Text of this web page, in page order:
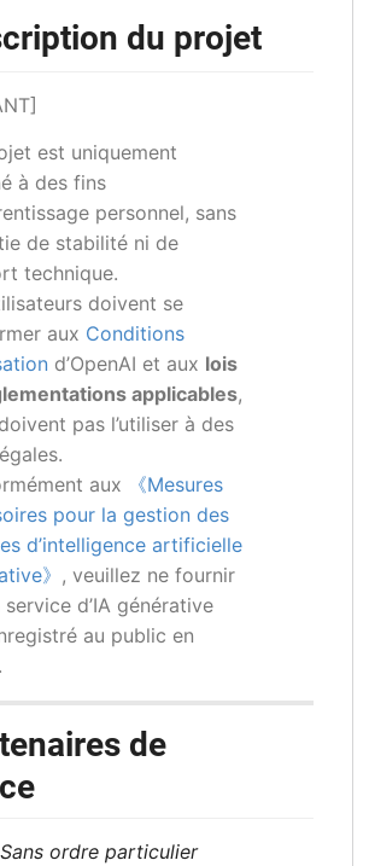
du projet
est uniquement
à des fins
personnel, sans
de stabilité ni de
technique.
doivent se
aux Conditions
d’OpenAI et aux lois
applicables,
pas l’utiliser à des
aux
《Mesures
pour la gestion des
d’intelligence artificielle
》 , veuillez ne fournir
service d’IA générative
au public en
de
Sans ordre particulier